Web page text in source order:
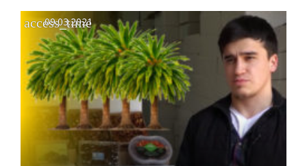
access_time
09.03.2021